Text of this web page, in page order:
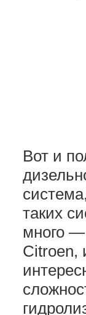
Вот и
таких
много —
Citroen,